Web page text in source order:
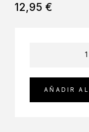
12,95 €
AÑADIR